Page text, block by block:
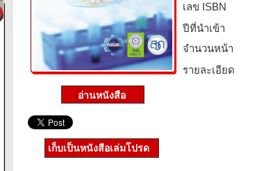
เลข ISBN
ปีที่นำเข้า
จำนวนหน้า
รายละเอียด
เก็บเป็นหนังสือเล่มโปรด